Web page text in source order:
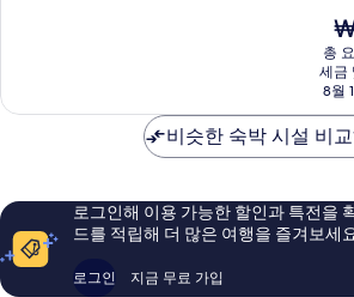
최
이
후
기
현
재
요
금
총
세금
8월
비슷한 숙박 시설 비
로그인해 이용 가능한 할인과 특전을
드를 적립해 더 많은 여행을 즐겨보세
로그인 지금 무료 가입